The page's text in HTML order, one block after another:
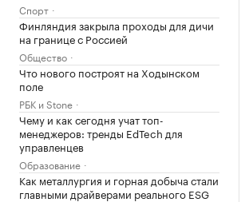
Спорт
Финляндия закрыла проходы для дичи
на границе с Россией
Общество
Что нового построят на Ходынском
поле
РБК и Stone
Чему и как сегодня учат топ-
менеджеров: тренды EdTech для
управленцев
Образование
Как металлургия и горная добыча стали
главными драйверами реального ESG